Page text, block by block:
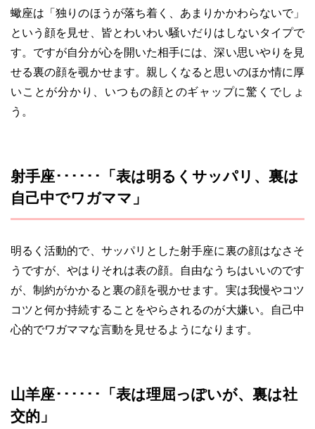
蠍座は「独りのほうが落ち着く、あまりかかわらないで」
という顔を見せ、皆とわいわい騒いだりはしないタイプで
す。ですが自分が心を開いた相手には、深い思いやりを見
せる裏の顔を覗かせます。親しくなると思いのほか情に厚
いことが分かり、いつもの顔とのギャップに驚くでしょ
う。
射手座･･････「表は明るくサッパリ、裏は
自己中でワガママ」
明るく活動的で、サッパリとした射手座に裏の顔はなさそ
うですが、やはりそれは表の顔。自由なうちはいいのです
が、制約がかかると裏の顔を覗かせます。実は我慢やコツ
コツと何か持続することをやらされるのが大嫌い。自己中
心的でワガママな言動を見せるようになります。
山羊座･･････「表は理屈っぽいが、裏は社
交的」